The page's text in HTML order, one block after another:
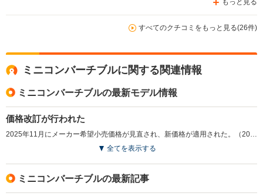
のを買いました。ミッションさCVTが壊れやすいと聞いて、
6ATのクーパーSを探しました。結論つしては、まともに動
く国産のファーストカーを持っているなら、オモチャとし
がなく、全く頼りにならないので、我慢してなんとか乗って
ン治すのに9万円位掛かるそうなので治さず乗ってます。買
った店に見せたら、“壊れてない！ミニのエアコンの能力は
元々こんなもんです”とのこと。買った時点で13万キロ近く
こういう車を買う店は選びましょう。
もっと見る
すべてのクチコミをもっと見る(26件)
ミニコンバーチブルに関する関連情報
ミニコンバーチブルの最新モデル情報
価格改訂が行われた
2025年11月にメーカー希望小売価格が見直され、新価格が適用された。（2025.11）
全てを表示する
ミニコンバーチブルの最新記事